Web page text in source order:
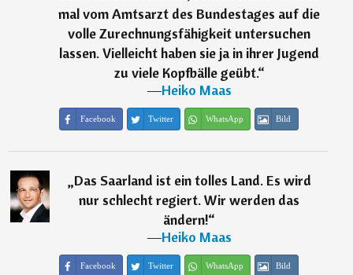
mal vom Amtsarzt des Bundestages auf die
volle Zurechnungsfähigkeit untersuchen
lassen. Vielleicht haben sie ja in ihrer Jugend
zu viele Kopfbälle geübt.“
―Heiko Maas
Facebook Twitter WhatsApp Bild
„Das Saarland ist ein tolles Land. Es wird
nur schlecht regiert. Wir werden das
ändern!“
―Heiko Maas
Facebook Twitter WhatsApp Bild